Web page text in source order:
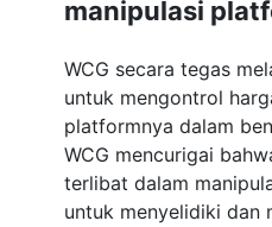
manipulasi
WCG secara tegas
untuk mengontrol
platformnya dalam
WCG mencurigai
terlibat dalam
untuk menyelidiki dan